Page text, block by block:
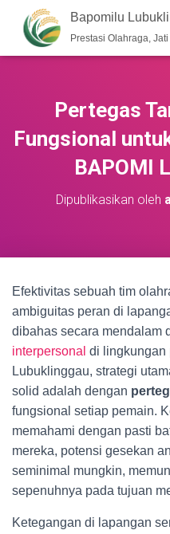
Bapomilu
Prestasi Olahraga,
Pertegas
Fungsional
BAPOMI
Dipublikasikan oleh
Efektivitas sebuah tim
ambiguitas peran di
dibahas secara mendalam
interpersonal di lingkungan
Lubuklinggau, strategi
solid adalah dengan
fungsional setiap pemain.
memahami dengan pasti
mereka, potensi gesekan
seminimal mungkin,
sepenuhnya pada tujuan
Ketegangan di lapangan